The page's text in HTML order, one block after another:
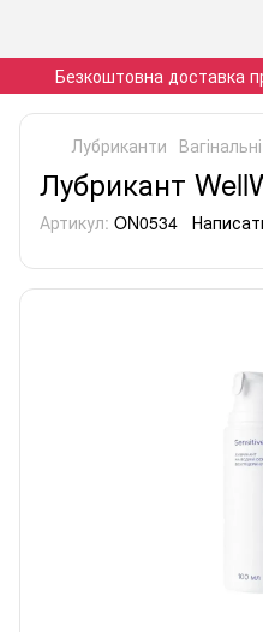
Безкоштовна доставка
Лубриканти Вагінальні
Лубрикант
Артикул: ON0534